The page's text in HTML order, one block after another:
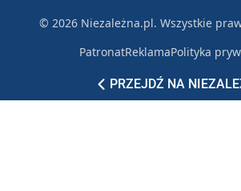
PRZEJDŹ NA
© 2026 Niezależna.pl. Wszystkie
PatronatReklamaPolityka